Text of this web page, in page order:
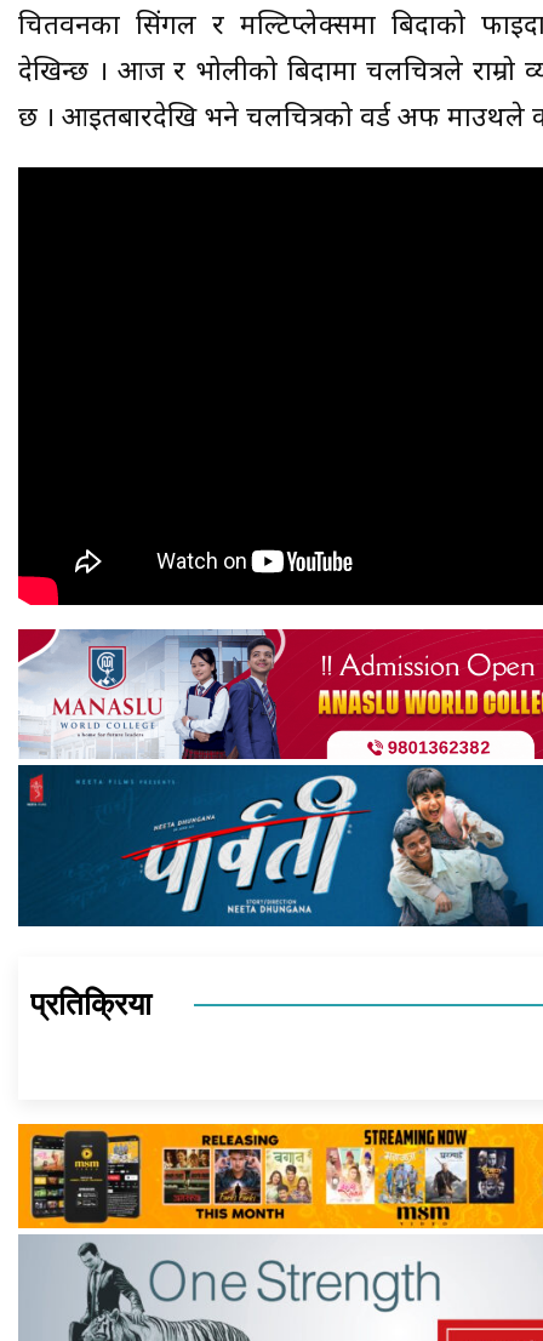
चितवनका सिंगल र मल्टिप्लेक्समा बिदाको
देखिन्छ । आज र भोलीको बिदामा चलचित्रले राम्रो
छ । आइतबारदेखि भने चलचित्रको वर्ड अफ माउथले
प्रतिक्रिया